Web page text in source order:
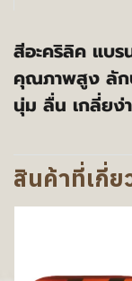
สีอะคริลิค แบร
คุณภาพสูง ลัก
นุ่ม ลื่น เกลี่ยง่
สินค้าที่เกี่ย